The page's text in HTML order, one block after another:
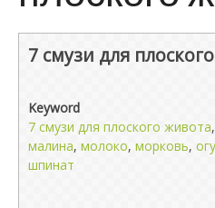
7 смузи для
Keyword
7 смузи для плоского живота,
малина, молоко, морковь,
шпинат